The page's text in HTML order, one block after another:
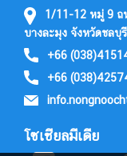
1/11-12 หมู่ 9 ถ
บางละมุง จังหวัดชลบุ
+66
+66
โซเชียลมีเดีย